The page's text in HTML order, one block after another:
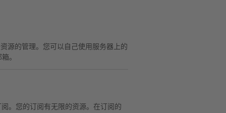
源的管理。您可以自己使用服务器上的
。
。您的订阅有无限的资源。在订阅的